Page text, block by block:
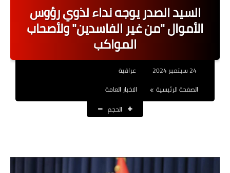
اخبار القطاع العام
اخبار القطاع الخاص
نتائج التعيينات
الرواتب والقروض
القروض والسلف
السيد الصدر يوجه نداء لذوي رؤوس
الأموال "من غير الفاسدين" ولأصحاب
المواكب
24 سبتمبر 2024
عراقية
الصفحة الرئيسية
الاخبار العامة
الحجم